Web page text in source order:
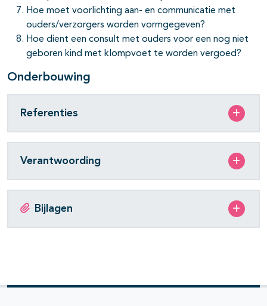
Hoe moet voorlichting aan- en communicatie met
ouders/verzorgers worden vormgegeven?
Hoe dient een consult met ouders voor een nog niet
geboren kind met klompvoet te worden vergoed?
Onderbouwing
Referenties
Verantwoording
Bijlagen